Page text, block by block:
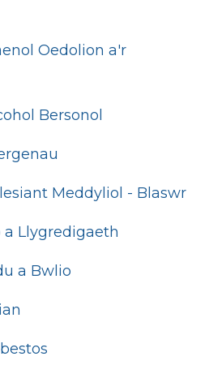
Oedolion a'r
Bersonol
Meddyliol - Blaswr
Llygredigaeth
a Bwlio